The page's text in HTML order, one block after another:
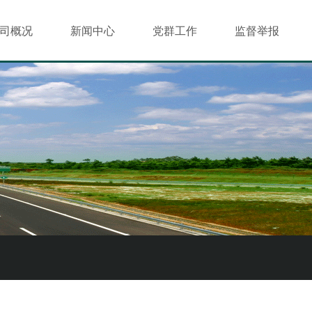
概况 新闻中心 党群工作 监督举报